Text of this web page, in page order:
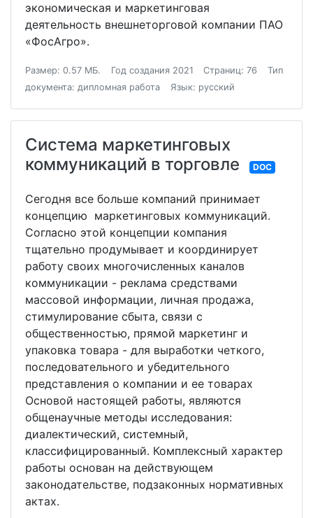
экономическая и маркетинговая
деятельность внешнеторговой компании ПАО
«ФосАгро».
Размер: 0.57 МБ. Год создания 2021 Страниц: 76
Тип
документа: дипломная работа
Язык: русский
Система маркетинговых
коммуникаций в торговле
DOC
Сегодня все больше компаний принимает
концепцию маркетинговых коммуникаций.
Согласно этой концепции компания
тщательно продумывает и координирует
работу своих многочисленных каналов
коммуникации - реклама средствами
массовой информации, личная продажа,
стимулирование сбыта, связи с
общественностью, прямой маркетинг и
упаковка товара - для выработки четкого,
последовательного и убедительного
представления о компании и ее товарах
Основой настоящей работы, являются
общенаучные методы исследования:
диалектический, системный,
классифицированный. Комплексный характер
работы основан на действующем
законодательстве, подзаконных нормативных
актах.